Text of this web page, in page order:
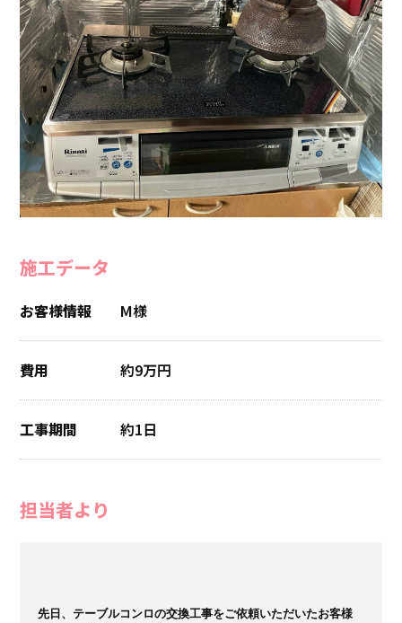
施工データ
お客様情報 M様
費用 約9万円
工事期間 約1日
担当者より
先日、テーブルコンロの交換工事をご依頼いただいたお客様